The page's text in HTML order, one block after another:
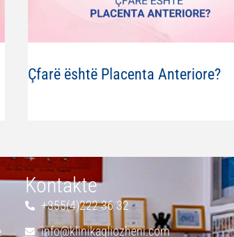
Çfarë është Placenta Anteriore?
Kontakte
+355(4)222 36 32
info@klinikagliozheni.com